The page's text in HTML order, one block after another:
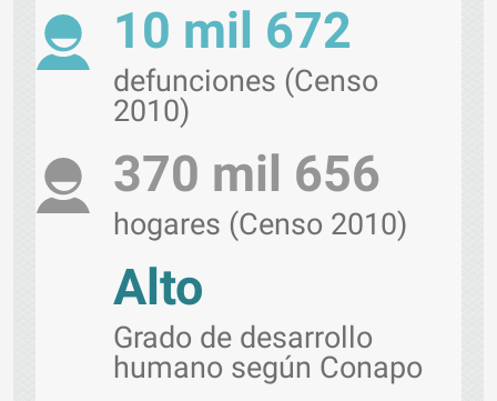
10 mil 672
defunciones (Censo
2010)
370 mil 656
hogares (Censo 2010)
Alto
Grado de desarrollo
humano según Conapo